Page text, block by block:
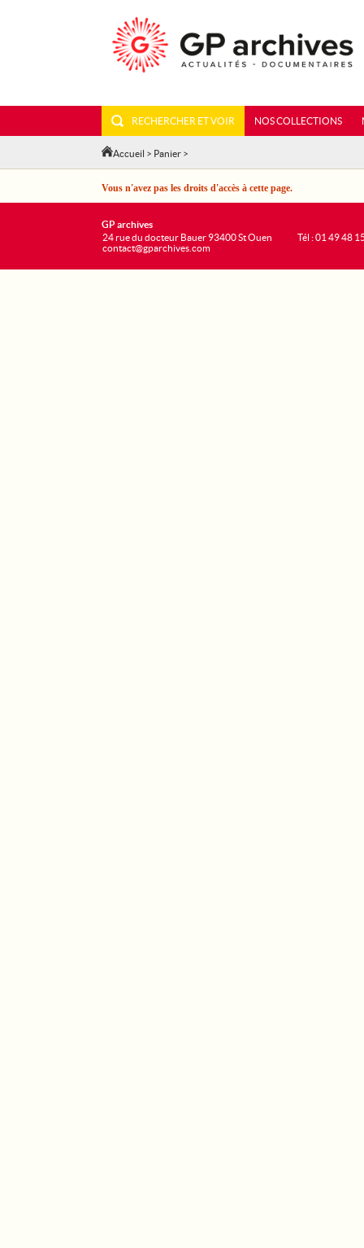
RECHERCHER ET VOIR NOS COLLECTIONS
Accueil > Panier >
Vous n'avez pas les droits d'accès à cette page.
GP archives
24 rue du docteur Bauer 93400 St Ouen
contact@gparchives.com
Tél : 01 49 48